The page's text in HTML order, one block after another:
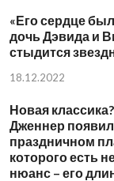
«Его сердце
дочь Дэвида и
стыдится
18.12.2022
Новая
Дженнер
праздничном
которого есть
нюанс – его